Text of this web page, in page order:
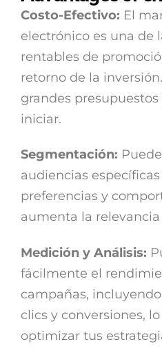
Costo-Efectivo: El
electrónico es una de
rentables de
retorno de la
grandes
iniciar.
Segmentación:
audiencias
preferencias y
aumenta la
Medición y Análisis:
fácilmente el
campañas,
clics y conversiones,
optimizar tus